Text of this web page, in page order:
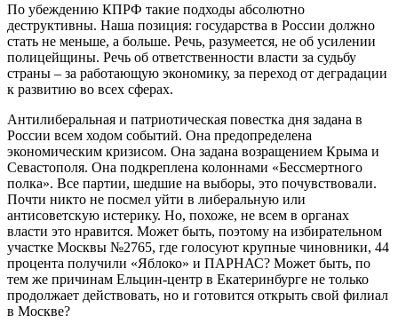
По убеждению КПРФ такие подходы абсолютно
деструктивны. Наша позиция: государства в России должно
стать не меньше, а больше. Речь, разумеется, не об усилении
полицейщины. Речь об ответственности власти за судьбу
страны – за работающую экономику, за переход от деградации
к развитию во всех сферах.
Антилиберальная и патриотическая повестка дня задана в
России всем ходом событий. Она предопределена
экономическим кризисом. Она задана возращением Крыма и
Севастополя. Она подкреплена колоннами «Бессмертного
полка». Все партии, шедшие на выборы, это почувствовали.
Почти никто не посмел уйти в либеральную или
антисоветскую истерику. Но, похоже, не всем в органах
власти это нравится. Может быть, поэтому на избирательном
участке Москвы №2765, где голосуют крупные чиновники, 44
процента получили «Яблоко» и ПАРНАС? Может быть, по
тем же причинам Ельцин-центр в Екатеринбурге не только
продолжает действовать, но и готовится открыть свой филиал
в Москве?